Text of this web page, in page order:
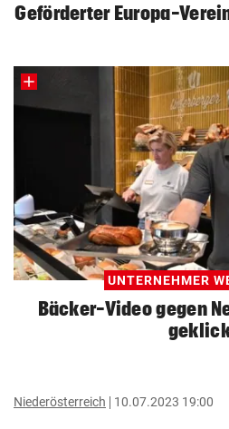
Geförderter Europa-
UNTERNEHMER
Bäcker-Video gegen
Niederösterreich 10.07.2023 19:00